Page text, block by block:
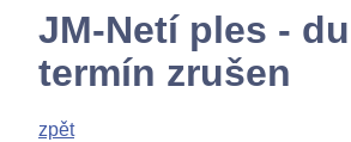
JM-Netí ples -
termín zrušen
zpět